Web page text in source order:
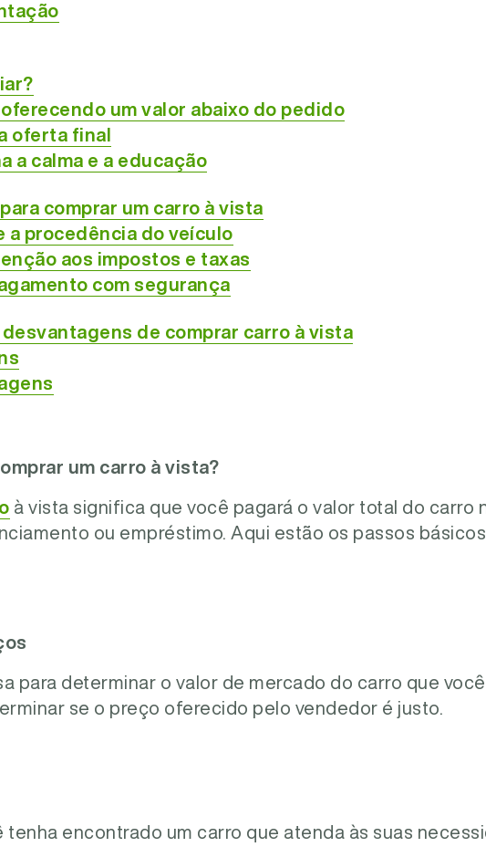
um valor abaixo do pedido
oferta final
a calma e a educação
comprar um carro à vista
a procedência do veículo
aos impostos e taxas
com segurança
de comprar carro à vista
um carro à vista?
à vista significa que você pagará o valor total do carro
ou empréstimo. Aqui estão os passos
para determinar o valor de mercado do carro que
se o preço oferecido pelo vendedor é justo.
tenha encontrado um carro que atenda às suas